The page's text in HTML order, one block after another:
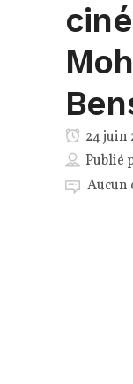
24 juin
Publié
Aucun